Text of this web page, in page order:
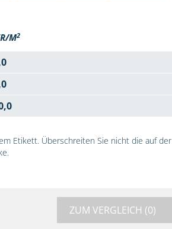
M2
Etikett. Überschreiten Sie nicht die auf der
ZUM VERGLEICH (0)